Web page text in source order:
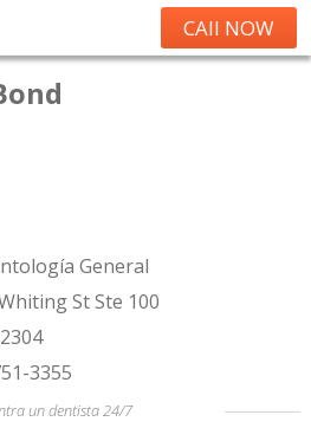
CAll NOW
General
St Ste 100
3355
un dentista 24/7